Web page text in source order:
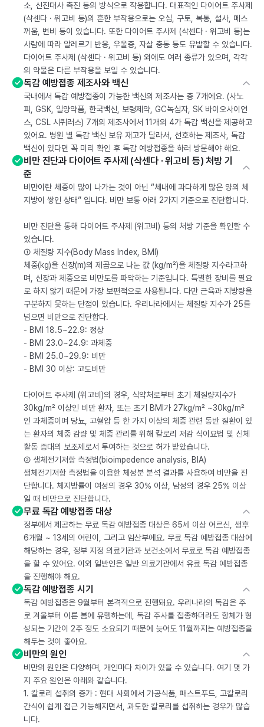
소, 신진대사 촉진 등의 방식으로 작용합니다. 대표적인 다이어트 주사제
(삭센다 · 위고비 등)의 흔한 부작용으로는 오심, 구토, 복통, 설사, 메스
꺼움, 변비 등이 있습니다. 또한 다이어트 주사제 (삭센다 · 위고비 등)는
사람에 따라 알레르기 반응, 우울증, 자살 충동 등도 유발할 수 있습니다.
다이어트 주사제 (삭센다 · 위고비 등) 외에도 여러 종류가 있으며, 각각
의 약물은 다른 부작용을 보일 수 있습니다.
독감 예방접종 제조사와 백신
국내에서 독감 예방접종이 가능한 백신의 제조사는 총 7개에요. (사노
피, GSK, 일양약품, 한국백신, 보령제약, GC녹십자, SK 바이오사이언
스, CSL 시퀴러스) 7개의 제조사에서 11개의 4가 독감 백신을 제공하고
있어요. 병원 별 독감 백신 보유 재고가 달라서, 선호하는 제조사, 독감
백신이 있다면 꼭 미리 확인 후 독감 예방접종을 하러 방문해야 해요.
비만 진단과 다이어트 주사제 (삭센다 · 위고비 등) 처방 기
준
비만이란 체중이 많이 나가는 것이 아닌 “체내에 과다하게 많은 양의 체
지방이 쌓인 상태” 입니다. 비만 보통 아래 2가지 기준으로 진단합니다.
비만 진단을 통해 다이어트 주사제 (위고비) 등의 처방 기준을 확인할 수
있습니다.
① 체질량 지수(Body Mass Index, BMI)
체중(kg)을 신장(m)의 제곱으로 나눈 값 (kg/m²)을 체질량 지수라고하
며, 신장과 체중으로 비만도를 파악하는 기준입니다. 특별한 장비를 필요
로 하지 않기 때문에 가장 보편적으로 사용됩니다. 다만 근육과 지방량을
구분하지 못하는 단점이 있습니다. 우리나라에서는 체질량 지수가 25를
넘으면 비만으로 진단합다.
- BMI 18.5~22.9: 정상
- BMI 23.0~24.9: 과체중
- BMI 25.0~29.9: 비만
- BMI 30 이상: 고도비만
다이어트 주사제 (위고비)의 경우, 식약처로부터 초기 체질량지수가
30kg/m² 이상인 비만 환자, 또는 초기 BMI가 27kg/m² ~30kg/m²
인 과체중이며 당뇨, 고혈압 등 한 가지 이상의 체중 관련 동반 질환이 있
는 환자의 체중 감량 및 체중 관리를 위해 칼로리 저감 식이요법 및 신체
활동 증대의 보조제로서 투여하는 것으로 허가 받았습니다.
② 생체전기저항 측정법(bioimpedence analysis, BIA)
생체전기저항 측정법을 이용한 체성분 분석 결과를 사용하여 비만을 진
단합니다. 체지방률이 여성의 경우 30% 이상, 남성의 경우 25% 이상
일 때 비만으로 진단합니다.
무료 독감 예방접종 대상
정부에서 제공하는 무료 독감 예방접종 대상은 65세 이상 어르신, 생후
6개월 ~ 13세의 어린이, 그리고 임산부에요. 무료 독감 예방접종 대상에
해당하는 경우, 정부 지정 의료기관과 보건소에서 무료로 독감 예방접종
을 할 수 있어요. 이외 일반인은 일반 의료기관에서 유료 독감 예방접종
을 진행해야 해요.
독감 예방접종 시기
독감 예방접종은 9월부터 본격적으로 진행돼요. 우리나라의 독감은 주
로 겨울부터 이른 봄에 유행하는데, 독감 주사를 접종하더라도 항체가 형
성되는 기간이 2주 정도 소요되기 때문에 늦어도 11월까지는 예방접종을
해두는 것이 좋아요.
비만의 원인
비만의 원인은 다양하며, 개인마다 차이가 있을 수 있습니다. 여기 몇 가
지 주요 원인은 아래와 같습니다.
1. 칼로리 섭취의 증가 : 현대 사회에서 가공식품, 패스트푸드, 고칼로리
간식이 쉽게 접근 가능해지면서, 과도한 칼로리를 섭취하는 경우가 많습
니다.